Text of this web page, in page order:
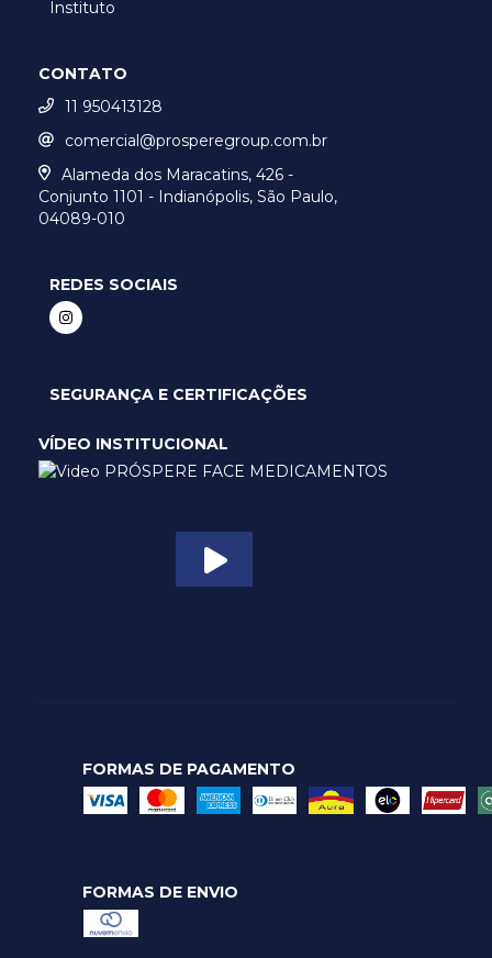
Instituto
CONTATO
11 950413128
comercial@prosperegroup.com.br
Alameda dos Maracatins, 426 -
Conjunto 1101 - Indianópolis, São Paulo,
04089-010
REDES SOCIAIS
SEGURANÇA E CERTIFICAÇÕES
VÍDEO INSTITUCIONAL
FORMAS DE PAGAMENTO
FORMAS DE ENVIO